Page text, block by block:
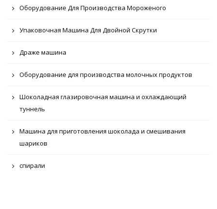
Оборудование Для Производства Мороженого
Упаковочная Машина Для Двойной Скрутки
Драже машина
Оборудование для производства молочных продуктов
Шоколадная глазировочная машина и охлаждающий
туннель
Машина для приготовления шоколада и смешивания
шариков
спирали